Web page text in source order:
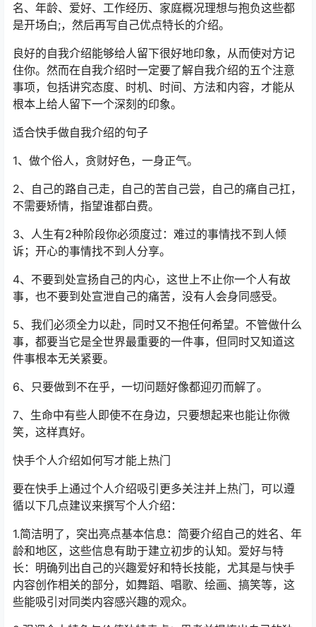
名、年龄、爱好、工作经历、家庭概况理想与抱负这些都
是开场白;，然后再写自己优点特长的介绍。
良好的自我介绍能够给人留下很好地印象，从而使对方记
住你。然而在自我介绍时一定要了解自我介绍的五个注意
事项，包括讲究态度、时机、时间、方法和内容，才能从
根本上给人留下一个深刻的印象。
适合快手做自我介绍的句子
1、做个俗人，贪财好色，一身正气。
2、自己的路自己走，自己的苦自己尝，自己的痛自己扛，
不需要矫情，指望谁都白费。
3、人生有2种阶段你必须度过：难过的事情找不到人倾
诉；开心的事情找不到人分享。
4、不要到处宣扬自己的内心，这世上不止你一个人有故
事，也不要到处宣泄自己的痛苦，没有人会身同感受。
5、我们必须全力以赴，同时又不抱任何希望。不管做什么
事，都要当它是全世界最重要的一件事，但同时又知道这
件事根本无关紧要。
6、只要做到不在乎，一切问题好像都迎刃而解了。
7、生命中有些人即使不在身边，只要想起来也能让你微
笑，这样真好。
快手个人介绍如何写才能上热门
要在快手上通过个人介绍吸引更多关注并上热门，可以遵
循以下几点建议来撰写个人介绍：
1.简洁明了，突出亮点基本信息：简要介绍自己的姓名、年
龄和地区，这些信息有助于建立初步的认知。爱好与特
长：明确列出自己的兴趣爱好和特长技能，尤其是与快手
内容创作相关的部分，如舞蹈、唱歌、绘画、搞笑等，这
些能吸引对同类内容感兴趣的观众。